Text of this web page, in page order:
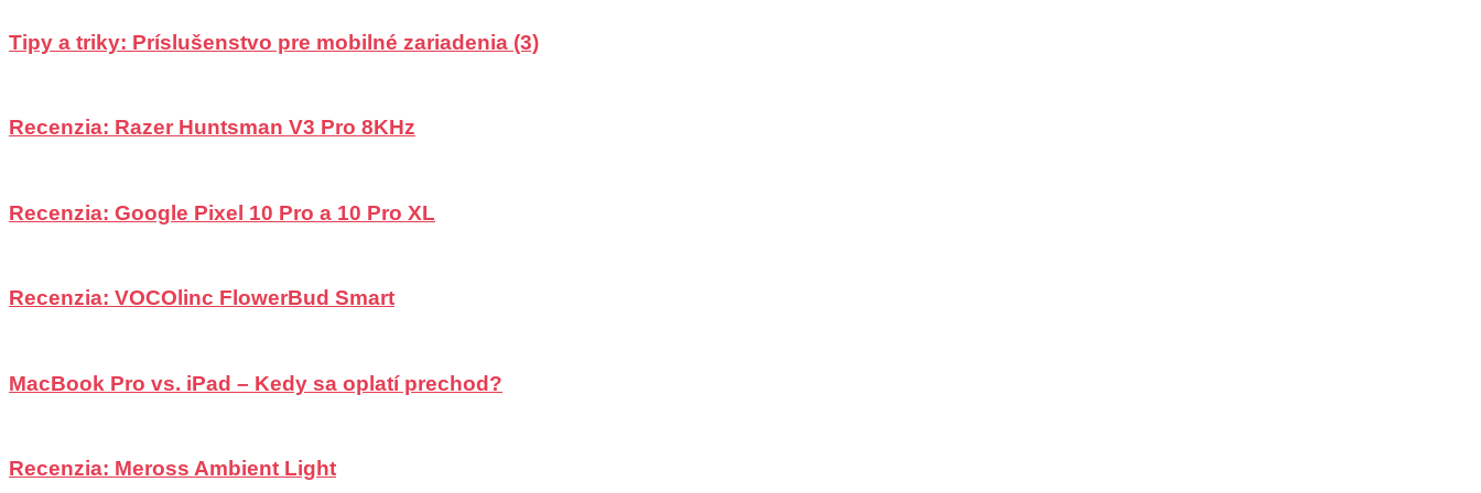
Tipy a triky: Príslušenstvo pre mobilné zariadenia (3)
Recenzia: Razer Huntsman V3 Pro 8KHz
Recenzia: Google Pixel 10 Pro a 10 Pro XL
Recenzia: VOCOlinc FlowerBud Smart
MacBook Pro vs. iPad – Kedy sa oplatí prechod?
Recenzia: Meross Ambient Light